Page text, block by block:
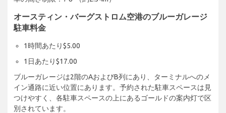
オースティン・バーグストロム空港のブルーガレージ
駐車料金
1時間あたり$5.00
1日あたり$17.00
ブルーガレージは2階のAおよびB列にあり、ターミナルへのメ
イン通路に近い位置にあります。予約された駐車スペースは見
つけやすく、各駐車スペースの上にあるゴールドの案内灯で区
別されています。